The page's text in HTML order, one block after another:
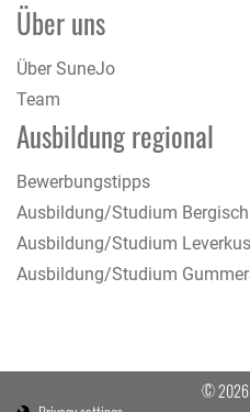
Über uns
Über SuneJo
Team
Ausbildung regional
Bewerbungstipps
Ausbildung/Studium
Ausbildung/Studium
Ausbildung/Studium
© 2026